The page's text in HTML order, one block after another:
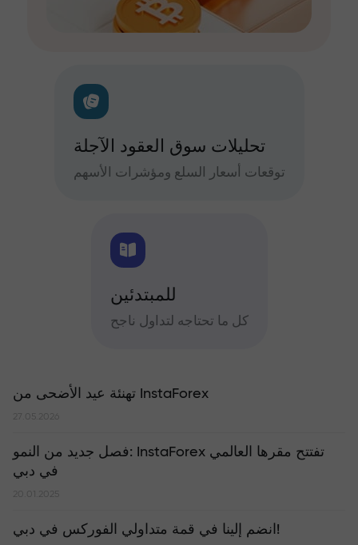
تحليلات سوق العقود الآجلة
توقعات أسعار السلع ومؤشرات الأسهم
للمبتدئين
كل ما تحتاجه لتداول ناجح
تهنئة عيد الأضحى من InstaForex
27.05.2026
​فصل جديد من النمو: InstaForex تفتتح مقرها العالمي
في دبي
20.01.2025
انضم إلينا في قمة متداولي الفوركس في دبي!